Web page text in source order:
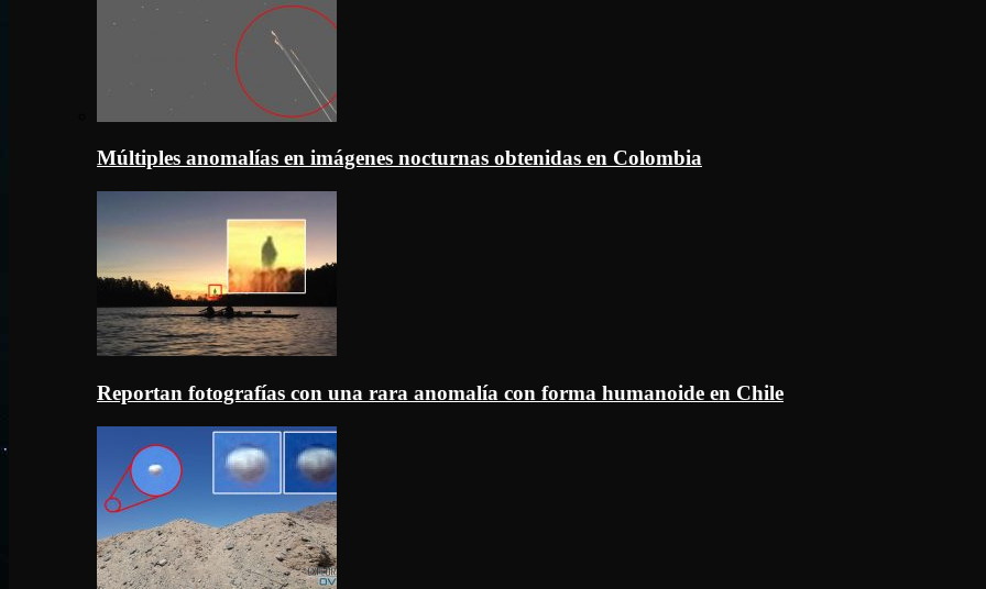
Múltiples anomalías en imágenes nocturnas obtenidas en Colombia
Reportan fotografías con una rara anomalía con forma humanoide en Chile